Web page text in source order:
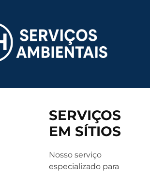
SERVIÇOS
EM SÍTIOS
Nosso serviço
especializado para